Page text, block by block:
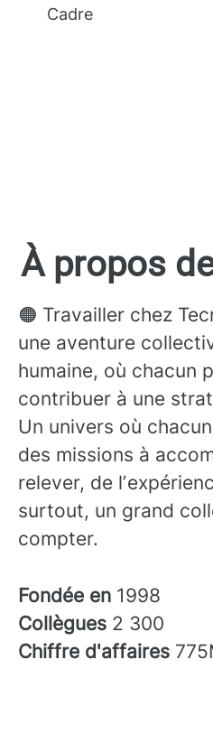
Cadre
À propos
🟠 Travailler chez
une aventure
humaine, où chacun
contribuer à une
Un univers où
des missions à
relever, de
surtout, un grand
compter.
Fondée en 1998
Collègues 2 300
Chiffre d'affaires